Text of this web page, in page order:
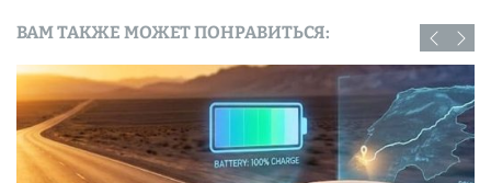
ВАМ ТАКЖЕ МОЖЕТ ПОНРАВИТЬСЯ: